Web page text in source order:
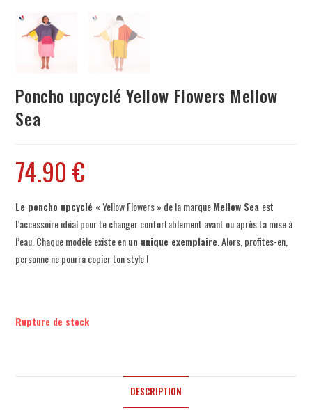
Poncho upcyclé Yellow Flowers Mellow
Sea
74.90€
Le poncho upcyclé « Yellow Flowers » de la marqueMellow Sea est
l’accessoire idéal pour te changer confortablement avant ou après ta mise à
l’eau. Chaque modèle existe enun unique exemplaire . Alors, profites-en,
personne ne pourra copier ton style !
Rupture de stock
DESCRIPTION